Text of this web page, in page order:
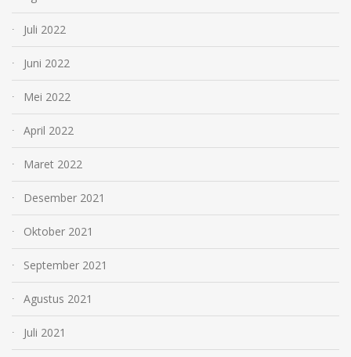
Juli 2022
Juni 2022
Mei 2022
April 2022
Maret 2022
Desember 2021
Oktober 2021
September 2021
Agustus 2021
Juli 2021